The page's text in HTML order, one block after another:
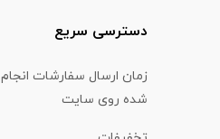
دسترسی سریع
زمان ارسال سفارشات انجام
شده روی سایت